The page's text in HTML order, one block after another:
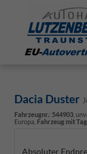
Dacia Duster
Fahrzeugnr.: 544903 ,
Europa, Fahrzeug mit
Absoluter